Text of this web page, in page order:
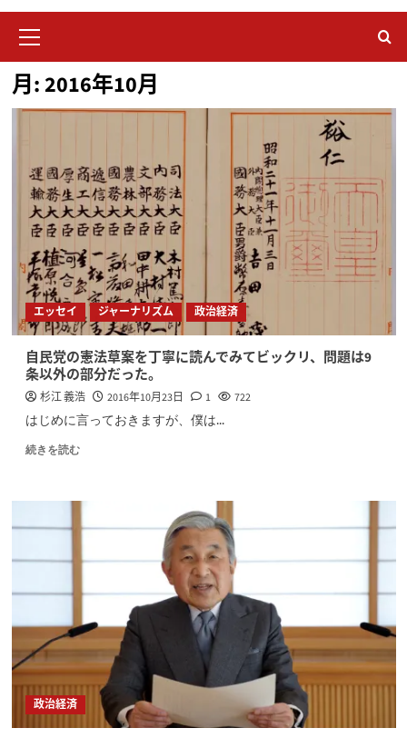
イ
ン
メ
月:2016年10月
エッセイ ジャーナリズム 政治経済
自民党の憲法草案を丁寧に読んでみてビックリ、問題は9
条以外の部分だった。
杉江 義浩 2016年10月23日 1 722
はじめに言っておきますが、僕は...
続きを読む
政治経済